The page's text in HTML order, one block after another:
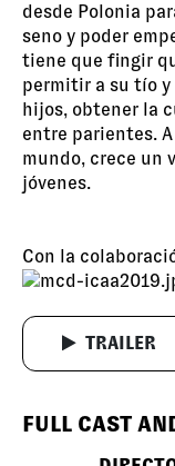
desde Polonia
seno y poder
tiene que fingir
permitir a su tío
hijos, obtener la
entre parientes.
mundo, crece un
jóvenes.
Con la
TRAILER
FULL CAST